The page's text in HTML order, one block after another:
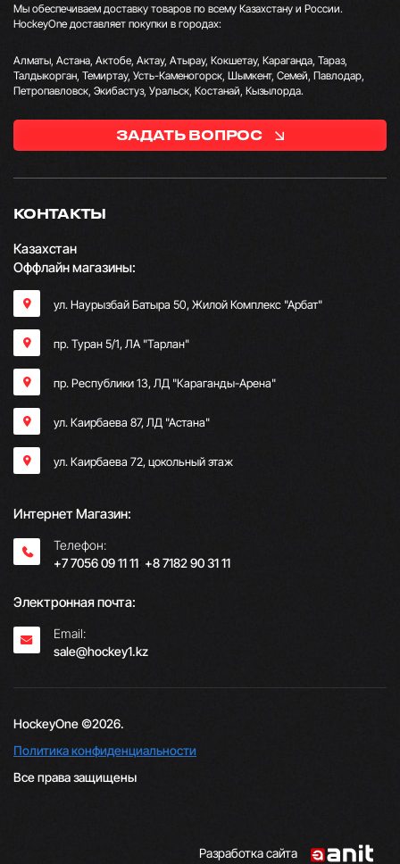
КОНТАКТЫ
Казахстан
Оффлайн магазины:
ул. Наурызбай Батыра 50, Жилой Комплекс "Арбат"
пр. Туран 5/1, ЛА "Тарлан"
пр. Республики 13, ​ЛД "Караганды-Арена"
ул. Каирбаева 87, ЛД "Астана"
ул. Каирбаева 72, цокольный этаж
Интернет Магазин:
Телефон:
+7 7056 09 11 11; +8 7182 90 31 11
Электронная почта:
Email:
sale@hockey1.kz
Мы обеспечиваем доставку товаров по всему Казахстану и России.
HockeyOne доставляет покупки в городах:
Алматы, Астана, Актобе, Актау, Атырау, Кокшетау, Караганда, Тараз,
Талдыкорган, Темиртау, Усть-Каменогорск, Шымкент, Семей, Павлодар,
Петропавловск, Экибастуз, Уральск, Костанай, Кызылорда.
ЗАДАТЬ ВОПРОС
HockeyOne ©2026.
Политика конфиденциальности
Все права защищены
Разработка сайта